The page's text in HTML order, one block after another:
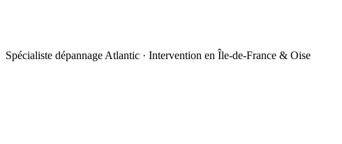
Spécialiste dépannage Atlantic · Intervention en Île-de-France & Oise